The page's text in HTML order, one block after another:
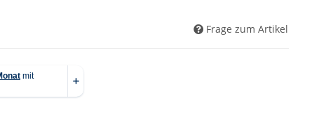
Frage zum Artikel